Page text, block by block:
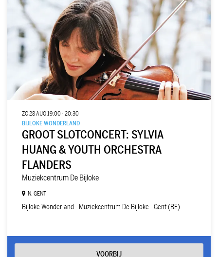
GROOT SLOTCONCERT: SYLVIA
HUANG & YOUTH ORCHESTRA
FLANDERS
Muziekcentrum De Bijloke
BIJLOKE WONDERLAND
ZO 28 AUG19:00 - 20:30
IN, GENT
Bijloke Wonderland - Muziekcentrum De Bijloke - Gent (BE)
VOORBIJ